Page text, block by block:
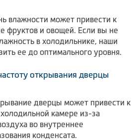
влажности может привести к
фруктов и овощей. Если вы не
в холодильнике, наши
ее до оптимального уровня.
открывания дверцы
дверцы может привести к
камере из-за
во внутреннее
конденсата.